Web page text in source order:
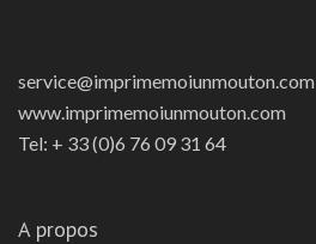
service@imprimemoiunmouton.com
www.imprimemoiunmouton.com
Tel: + 33 (0)6 76 09 31 64
A propos